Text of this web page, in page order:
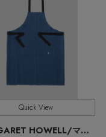
Quick View
MARGARET HOWELL/マーガレット・ハウエル